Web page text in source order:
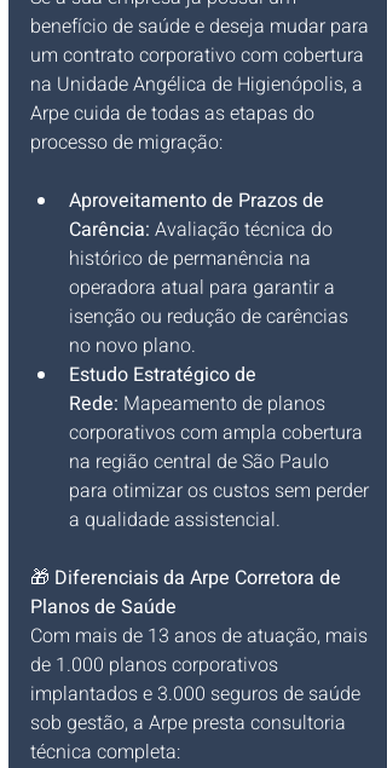
benefício de saúde e deseja mudar para
um contrato corporativo com cobertura
na Unidade Angélica de Higienópolis, a
Arpe cuida de todas as etapas do
processo de migração:
Aproveitamento de Prazos de
Carência: Avaliação técnica do
histórico de permanência na
operadora atual para garantir a
isenção ou redução de carências
no novo plano.
Estudo Estratégico de
Rede: Mapeamento de planos
corporativos com ampla cobertura
na região central de São Paulo
para otimizar os custos sem perder
a qualidade assistencial.
🎁 Diferenciais da Arpe Corretora de
Planos de Saúde
Com mais de 13 anos de atuação, mais
de 1.000 planos corporativos
implantados e 3.000 seguros de saúde
sob gestão, a Arpe presta consultoria
técnica completa: